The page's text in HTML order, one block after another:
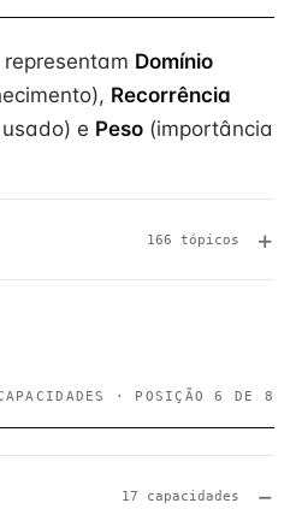
Domínio
Recorrência
e Peso (importância
166 tópicos
· POSIÇÃO 6 DE 8
17 capacidades